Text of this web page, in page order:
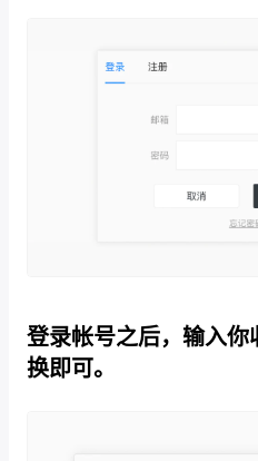
登录帐号之后，输入
换即可。